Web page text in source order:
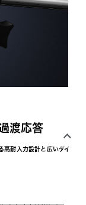
渡応答
高耐入力設計と広いダイ